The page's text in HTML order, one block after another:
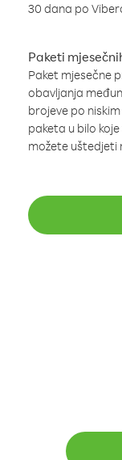
30 dana po
Paketi
Paket mjesečne
obavljanja
brojeve po
paketa u bilo
možete uštedjeti